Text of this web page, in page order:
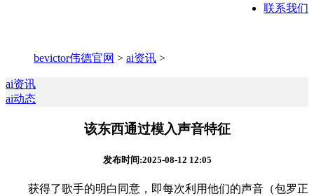
联系我们
bevictor伟德官网 > ai资讯 >
ai资讯
ai动态
该东西通过模入声音特征
发布时间:2025-08-12 12:05
获得了歌手的明白同意，即每次利用他们的声音（包罗正